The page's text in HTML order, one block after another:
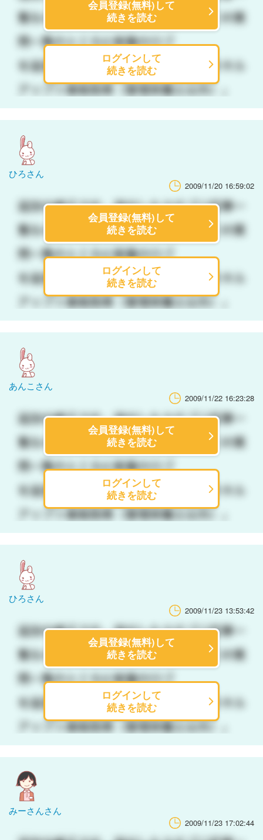
会員登録(無料)して
続きを読む
ログインして
続きを読む
ひろさん
2009/11/20 16:59:02
会員登録(無料)して
続きを読む
ログインして
続きを読む
あんこさん
2009/11/22 16:23:28
会員登録(無料)して
続きを読む
ログインして
続きを読む
ひろさん
2009/11/23 13:53:42
会員登録(無料)して
続きを読む
ログインして
続きを読む
みーさんさん
2009/11/23 17:02:44